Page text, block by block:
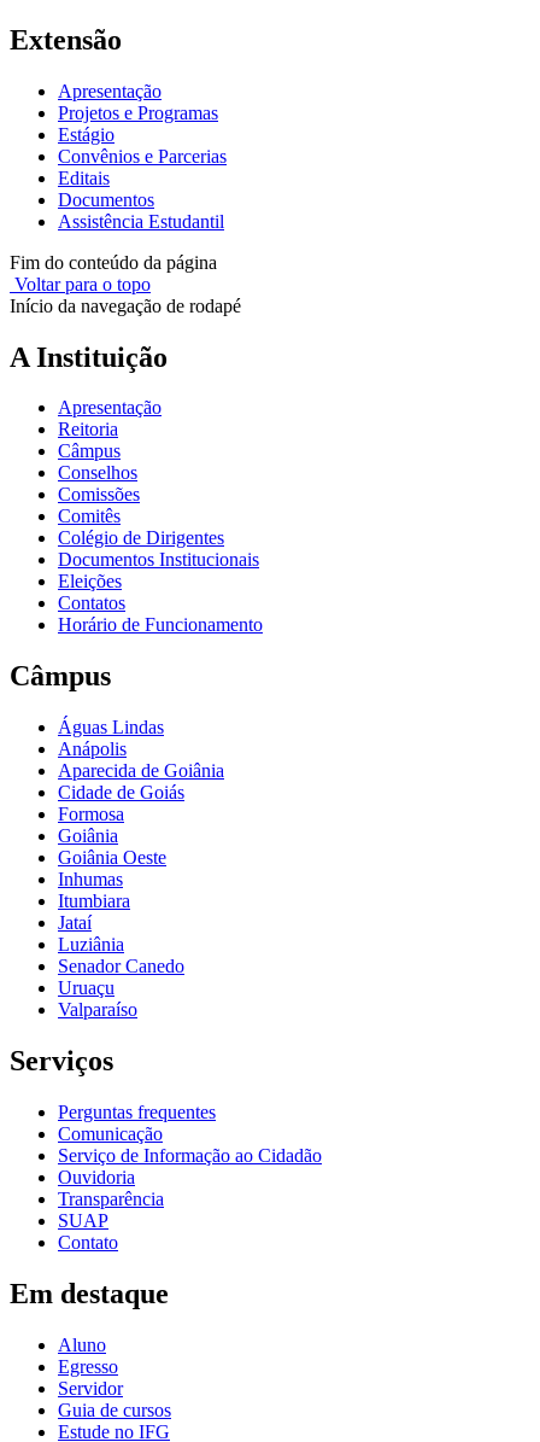
Extensão
Apresentação
Projetos e Programas
Estágio
Convênios e Parcerias
Editais
Documentos
Assistência Estudantil
Fim do conteúdo da página
Voltar para o topo
Início da navegação de rodapé
A Instituição
Apresentação
Reitoria
Câmpus
Conselhos
Comissões
Comitês
Colégio de Dirigentes
Documentos Institucionais
Eleições
Contatos
Horário de Funcionamento
Câmpus
Águas Lindas
Anápolis
Aparecida de Goiânia
Cidade de Goiás
Formosa
Goiânia
Goiânia Oeste
Inhumas
Itumbiara
Jataí
Luziânia
Senador Canedo
Uruaçu
Valparaíso
Serviços
Perguntas frequentes
Comunicação
Serviço de Informação ao Cidadão
Ouvidoria
Transparência
SUAP
Contato
Em destaque
Aluno
Egresso
Servidor
Guia de cursos
Estude no IFG